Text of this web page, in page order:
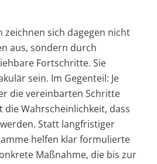
zeichnen sich dagegen nicht
aus, sondern durch
Fortschritte. Sie
sein. Im Gegenteil: Je
die vereinbarten Schritte
Wahrscheinlichkeit, dass
Statt langfristiger
helfen klar formulierte
Maßnahme, die bis zur